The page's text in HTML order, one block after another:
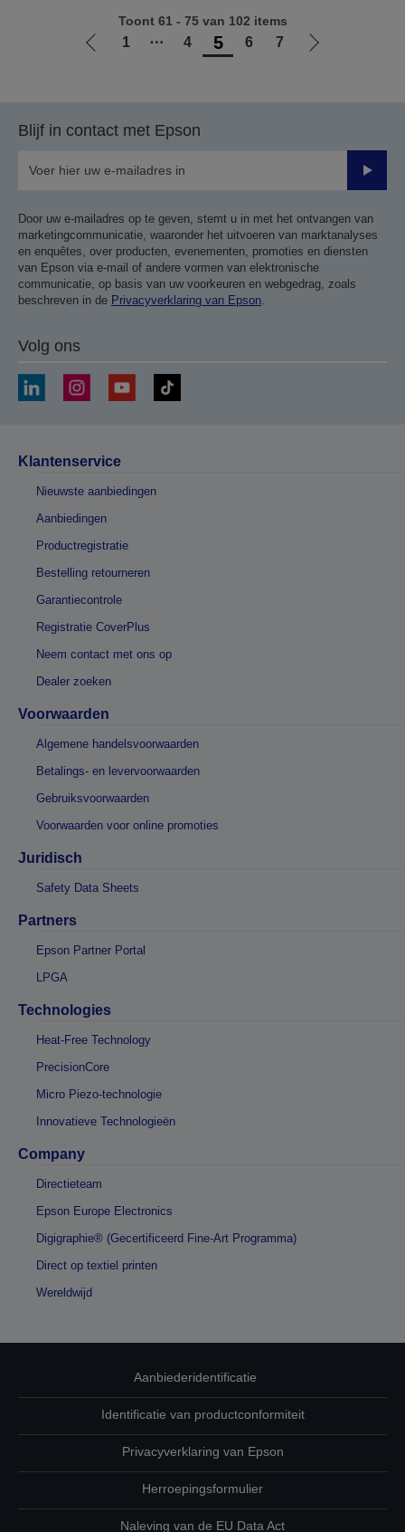
Ga
1 ⋯ 4 5 6 7
Ga
Toont 61 - 75 van 102 items
Blijf in contact met Epson
Door uw e-mailadres op te geven, stemt u in met het ontvangen van
marketingcommunicatie, waaronder het uitvoeren van marktanalyses
en enquêtes, over producten, evenementen, promoties en diensten
van Epson via e-mail of andere vormen van elektronische
communicatie, op basis van uw voorkeuren en webgedrag, zoals
beschreven in de Privacyverklaring van Epson.
Volg ons
Klantenservice
Nieuwste aanbiedingen
Aanbiedingen
Productregistratie
Bestelling retourneren
Garantiecontrole
Registratie CoverPlus
Neem contact met ons op
Dealer zoeken
Voorwaarden
Algemene handelsvoorwaarden
Betalings- en levervoorwaarden
Gebruiksvoorwaarden
Voorwaarden voor online promoties
Juridisch
Safety Data Sheets
Partners
Epson Partner Portal
LPGA
Technologies
Heat-Free Technology
PrecisionCore
Micro Piezo-technologie
Innovatieve Technologieën
Company
Directieteam
Epson Europe Electronics
Digigraphie® (Gecertificeerd Fine-Art Programma)
Direct op textiel printen
Wereldwijd
Aanbiederidentificatie
Identificatie van productconformiteit
Privacyverklaring van Epson
Herroepingsformulier
Naleving van de EU Data Act